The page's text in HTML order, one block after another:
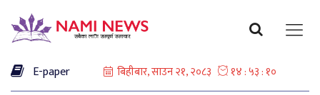
E-paper